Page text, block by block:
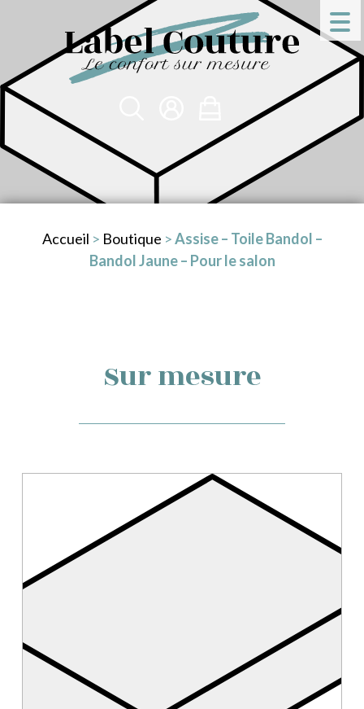
Accueil > Boutique >Assise – Toile Bandol –
Bandol Jaune – Pour le salon
Sur mesure